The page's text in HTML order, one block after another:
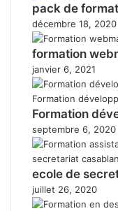
pack de
décembre 18, 2020
formation
janvier 6, 2021
Formation
septembre 6, 2020
ecole de
juillet 26, 2020